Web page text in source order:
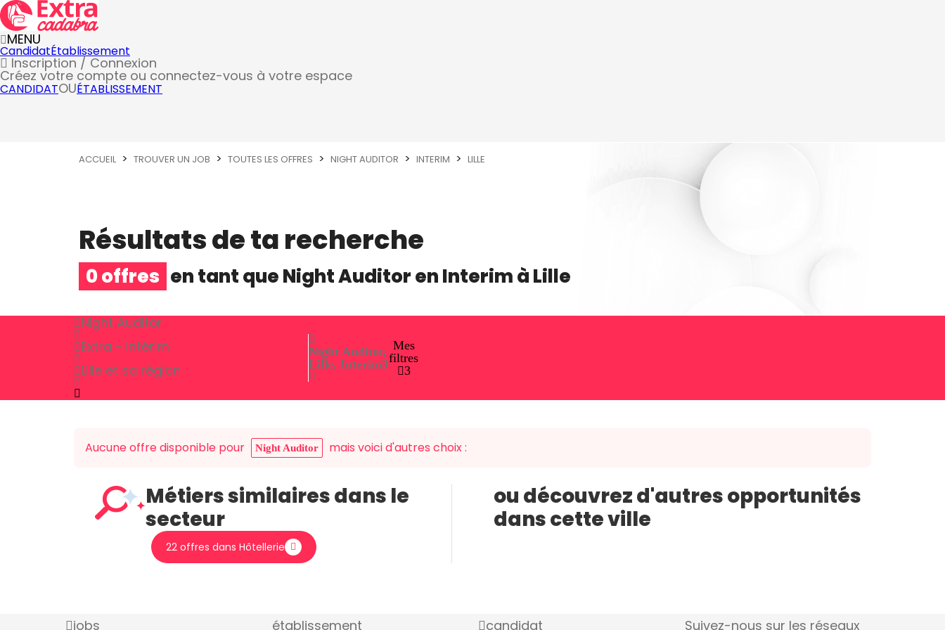
MENU
CandidatÉtablissement
Inscription / Connexion
Créez votre compte ou connectez-vous à votre espace
CANDIDATOUÉTABLISSEMENT
ACCUEIL TROUVER UN JOB TOUTES LES OFFRES NIGHT AUDITOR INTERIM LILLE
Résultats de ta recherche
0 offres en tant queNight AuditorenInterimàLille
Night Auditor
Extra - Intérim
Lille et sa région
Night Auditor,
Lille, Interim3
Mes
filtres
3
Aucune offre disponible pour Night Auditor mais voici d'autres choix :
Métiers similaires dans le
secteur
22 offres dans Hôtellerie
ou découvrez d'autres opportunités
dans cette ville
jobs établissement candidat Suivez-nous sur les réseaux